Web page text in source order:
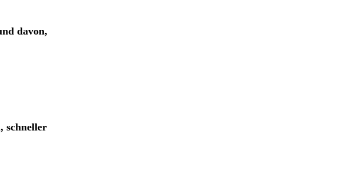
davon,
, schneller